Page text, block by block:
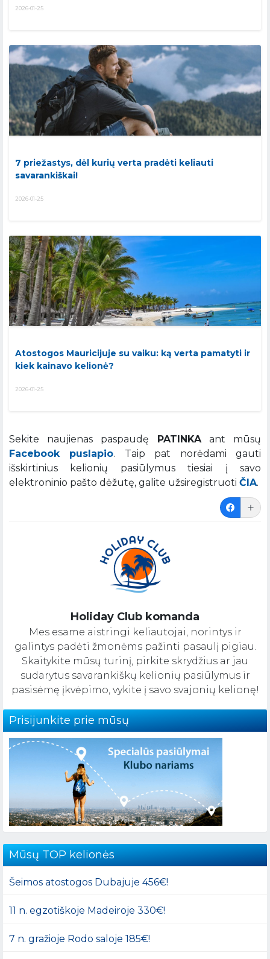
2026-01-25
7 priežastys, dėl kurių verta pradėti keliauti
savarankiškai!
2026-01-25
Atostogos Mauricijuje su vaiku: ką verta pamatyti ir
kiek kainavo kelionė?
2026-01-25
Sekite naujienas paspaudę PATINKAant mūsų
Facebook puslapio. Taip pat norėdami gauti
išskirtinius kelionių pasiūlymus tiesiai į savo
elektroninio pašto dėžutę, galite užsiregistruoti ČIA.
Holiday Club komanda
Mes esame aistringi keliautojai, norintys ir
galintys padėti žmonėms pažinti pasaulį pigiau.
Skaitykite mūsų turinį, pirkite skrydžius ar jau
sudarytus savarankiškų kelionių pasiūlymus ir
pasisėmę įkvėpimo, vykite į savo svajonių kelionę!
Prisijunkite prie mūsų
Mūsų TOP kelionės
Šeimos atostogos Dubajuje 456€!
11 n. egzotiškoje Madeiroje 330€!
7 n. gražioje Rodo saloje 185€!